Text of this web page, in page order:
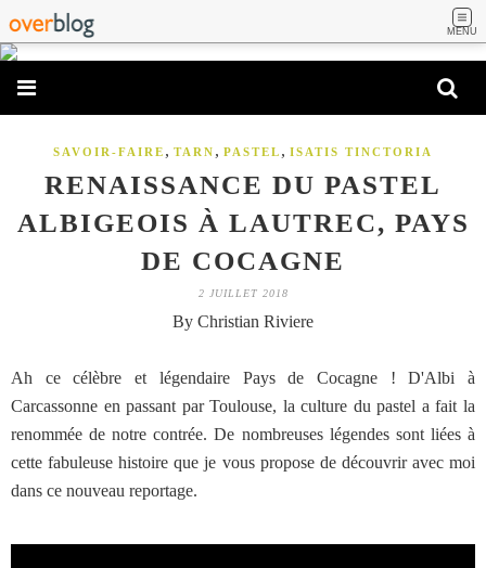
MENU
SAVOIR-FAIRE , TARN , PASTEL , ISATIS TINCTORIA
RENAISSANCE DU PASTEL
ALBIGEOIS À LAUTREC, PAYS
DE COCAGNE
2 JUILLET 2018
By Christian Riviere
Ah ce célèbre et légendaire Pays de Cocagne ! D'Albi à
Carcassonne en passant par Toulouse, la culture du pastel a fait la
renommée de notre contrée. De nombreuses légendes sont liées à
cette fabuleuse histoire que je vous propose de découvrir avec moi
dans ce nouveau reportage.